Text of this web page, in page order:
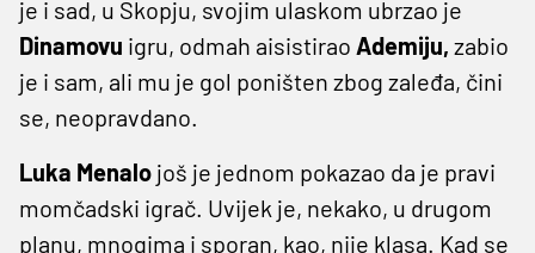
je i sad, u Skopju, svojim ulaskom ubrzao je
Dinamovu igru, odmah aisistirao Ademiju, zabio
je i sam, ali mu je gol poništen zbog zaleđa, čini
se, neopravdano.
Luka Menalo još je jednom pokazao da je pravi
momčadski igrač. Uvijek je, nekako, u drugom
planu, mnogima i sporan, kao, nije klasa. Kad se